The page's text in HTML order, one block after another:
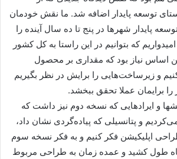
توسعه پایدار اضافه شد. ما نقش خودمان
پایدار شهرها در پنج تا ده سال آینده را
که بتوانیم در این راستا به کل کشور
اساس نیاز بود که مقداری بر محصول
و زیرساخت‌هایی را برایش در نظر بگیریم
را برایمان عملا تحقق ببخشد.
و ایرادهایی که نسخه دوم نیز داشت که
و پتانسیلی که پیاده‌گردی نشان داد،
اپلیکیشن فکر کنیم و به فکر نسخه سوم
طول کشید و عمده زمان به طراحی مربوط